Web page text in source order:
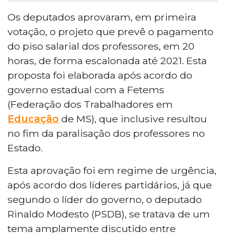
Os deputados aprovaram, em primeira
votação, o projeto que prevê o pagamento
do piso salarial dos professores, em 20
horas, de forma escalonada até 2021. Esta
proposta foi elaborada após acordo do
governo estadual com a Fetems
(Federação dos Trabalhadores em
Educação de MS), que inclusive resultou
no fim da paralisação dos professores no
Estado.
Esta aprovação foi em regime de urgência,
após acordo dos líderes partidários, já que
segundo o líder do governo, o deputado
Rinaldo Modesto (PSDB), se tratava de um
tema amplamente discutido entre